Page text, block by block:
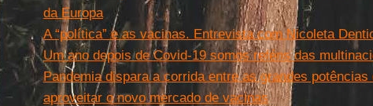
da Europa
A “política” e as vacinas. Entrevista com Nicoleta
Um ano depois de Covid-19 somos reféns das
Pandemia dispara a corrida entre as grandes
aproveitar o novo mercado de vacinas